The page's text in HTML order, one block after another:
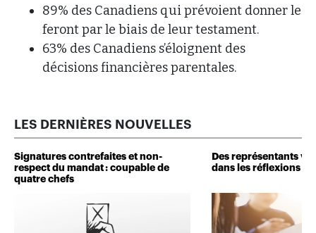
89% des Canadiens qui prévoient donner le
feront par le biais de leur testament.
63% des Canadiens s’éloignent des
décisions financières parentales.
LES DERNIÈRES NOUVELLES
Signatures contrefaites et non-
respect du mandat : coupable de
quatre chefs
Des représentants
dans les réflexions de